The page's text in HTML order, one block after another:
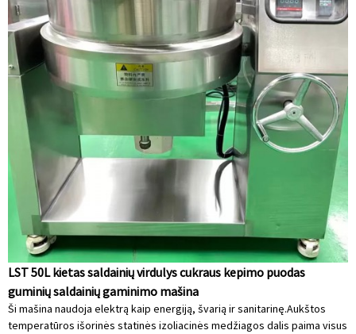
LST 50L kietas saldainių virdulys cukraus kepimo puodas
guminių saldainių gaminimo mašina
Ši mašina naudoja elektrą kaip energiją, švarią ir sanitarinę.Aukštos
temperatūros išorinės statinės izoliacinės medžiagos dalis paima visus